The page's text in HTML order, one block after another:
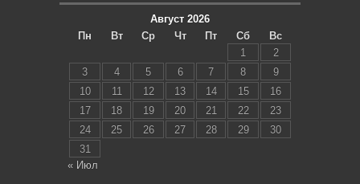
Август 2026
Пн
Вт Ср Чт Пт Сб
Вс
1
2
3
4 5 6 7 8
9
10
11 12 13 14 15
16
17
18 19 20 21 22
23
24
25 26 27 28 29
30
31
« Июл